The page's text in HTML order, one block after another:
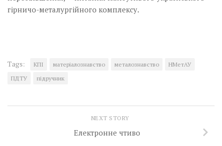
гірничо-металургійного комплексу.
Tags: КПІ матеріалознавство металознавство
НМетАУ
ПДТУ
підручник
NEXT STORY
Електронне чтиво